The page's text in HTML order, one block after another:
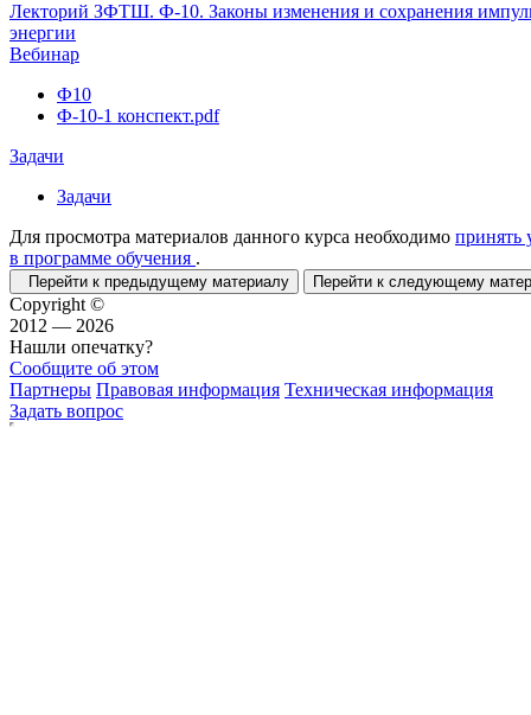
Лекторий ЗФТШ. Ф-10. Законы изменения и сохранения
энергии
Вебинар
Ф10
Ф-10-1 конспект.pdf
Задачи
Задачи
Для просмотра материалов данного курса необходимо принять
в программе обучения .
Перейти к предыдущему материалу Перейти к следующему
Copyright ©
2012 — 2026
Нашли опечатку?
Сообщите об этом
Партнеры Правовая информация Техническая информация
Задать вопрос